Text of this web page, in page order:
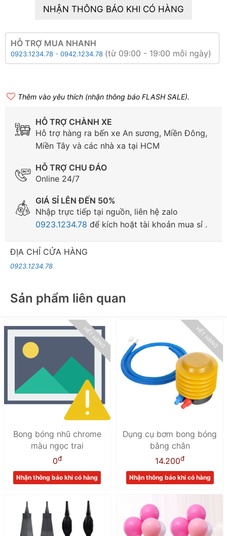
NHẬN THÔNG BÁO KHI CÓ HÀNG
HỖ TRỢ MUA NHANH
0923.1234.78 - 0942.1234.78 (từ 09:00 - 19:00 mỗi ngày)
Thêm vào yêu thích (nhận thông báo FLASH SALE).
HỖ TRỢ CHÀNH XE
Hỗ trợ hàng ra bến xe An sương, Miền Đông,
Miền Tây và các nhà xa tại HCM
HỖ TRỢ CHU ĐÁO
Online 24/7
GIÁ SỈ LÊN ĐẾN 50%
Nhập trực tiếp tại nguồn, liên hệ zalo
0923.1234.78 để kích hoặt tài khoản mua sỉ .
ĐỊA CHỈ CỬA HÀNG
0923.1234.78
Sản phẩm liên quan
Bong bóng nhũ chrome
màu ngọc trai
0đ
Nhận thông báo khi có hàng
HẾT HÀNG
Dụng cụ bơm bong bóng
bằng chân
14.200đ
Nhận thông báo khi có hàng
HẾT HÀNG